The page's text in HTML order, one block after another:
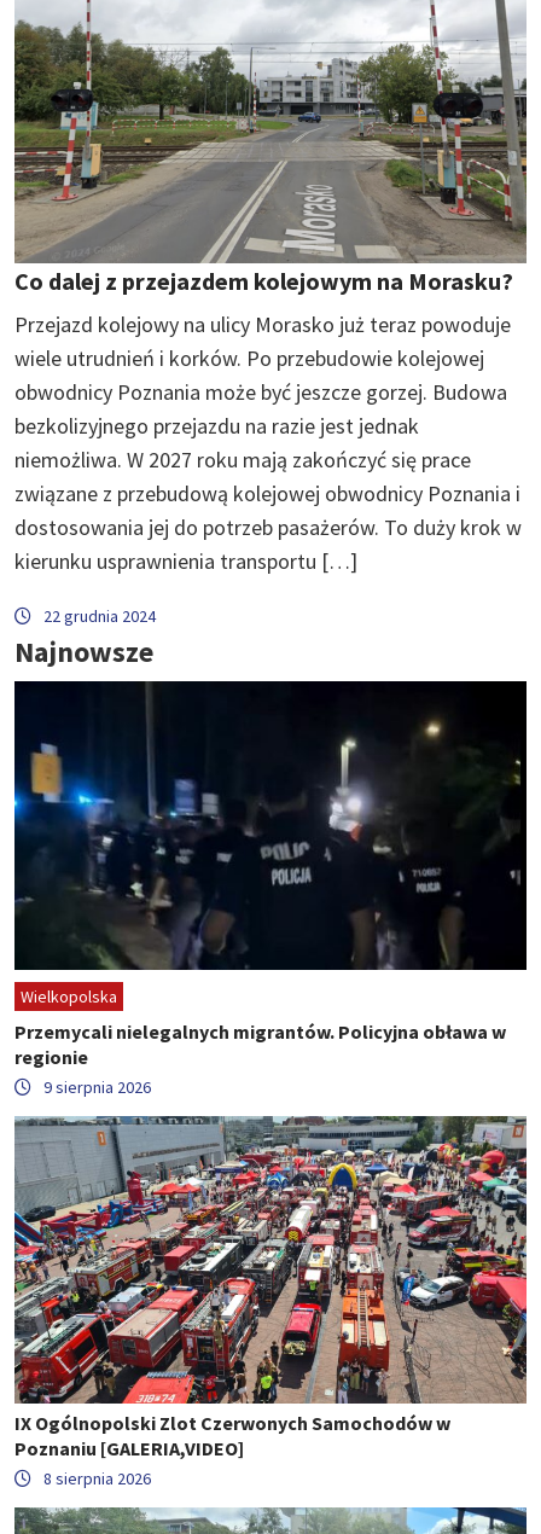
Co dalej z przejazdem kolejowym na Morasku?
Przejazd kolejowy na ulicy Morasko już teraz powoduje
wiele utrudnień i korków. Po przebudowie kolejowej
obwodnicy Poznania może być jeszcze gorzej. Budowa
bezkolizyjnego przejazdu na razie jest jednak
niemożliwa. W 2027 roku mają zakończyć się prace
związane z przebudową kolejowej obwodnicy Poznania i
dostosowania jej do potrzeb pasażerów. To duży krok w
kierunku usprawnienia transportu […]
22 grudnia 2024
Najnowsze
Wielkopolska
Przemycali nielegalnych migrantów. Policyjna obława w
regionie
9 sierpnia 2026
IX Ogólnopolski Zlot Czerwonych Samochodów w
Poznaniu [GALERIA,VIDEO]
8 sierpnia 2026